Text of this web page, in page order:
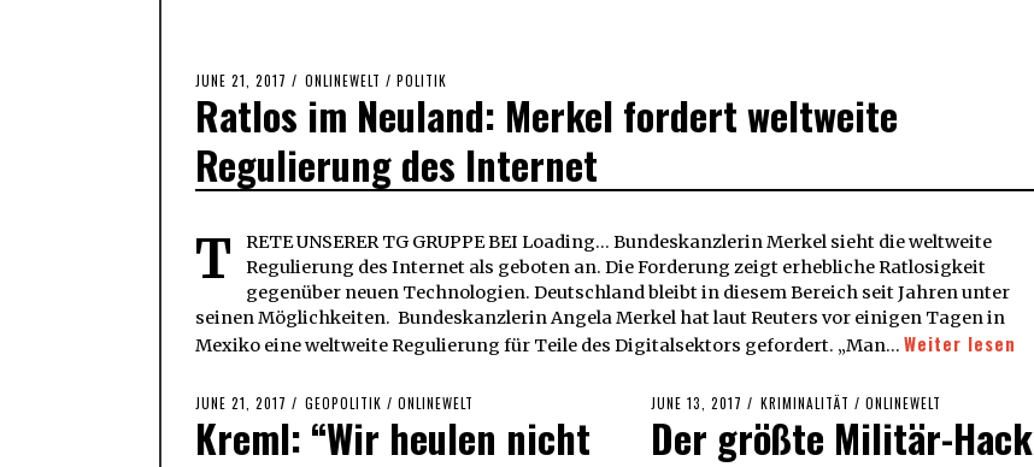
POSTED
ON
JUNE 21, 2017 JUNE
2017
ONLINEWELT / POLITIK
Ratlos im Neuland: Merkel fordert weltweite
Regulierung des Internet
T
RETE UNSERER TG GRUPPE BEI Loading... Bundeskanzlerin Merkel sieht die weltweite
Regulierung des Internet als geboten an. Die Forderung zeigt erhebliche Ratlosigkeit
gegenüber neuen Technologien. Deutschland bleibt in diesem Bereich seit Jahren unter
seinen Möglichkeiten. Bundeskanzlerin Angela Merkel hat laut Reuters vor einigen Tagen in
Mexiko eine weltweite Regulierung für Teile des Digitalsektors gefordert. „Man… Weiter lesen
POSTED
ON
JUNE 21, 2017 JUNE
21,
2017
GEOPOLITIK / ONLINEWELT
Kreml: “Wir heulen nicht
POSTED
ON
JUNE 13, 2017 KRIMINALITÄT / ONLINEWELT
Der größte Militär-Hack